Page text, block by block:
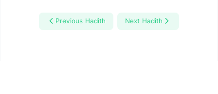
Previous Hadith Next Hadith